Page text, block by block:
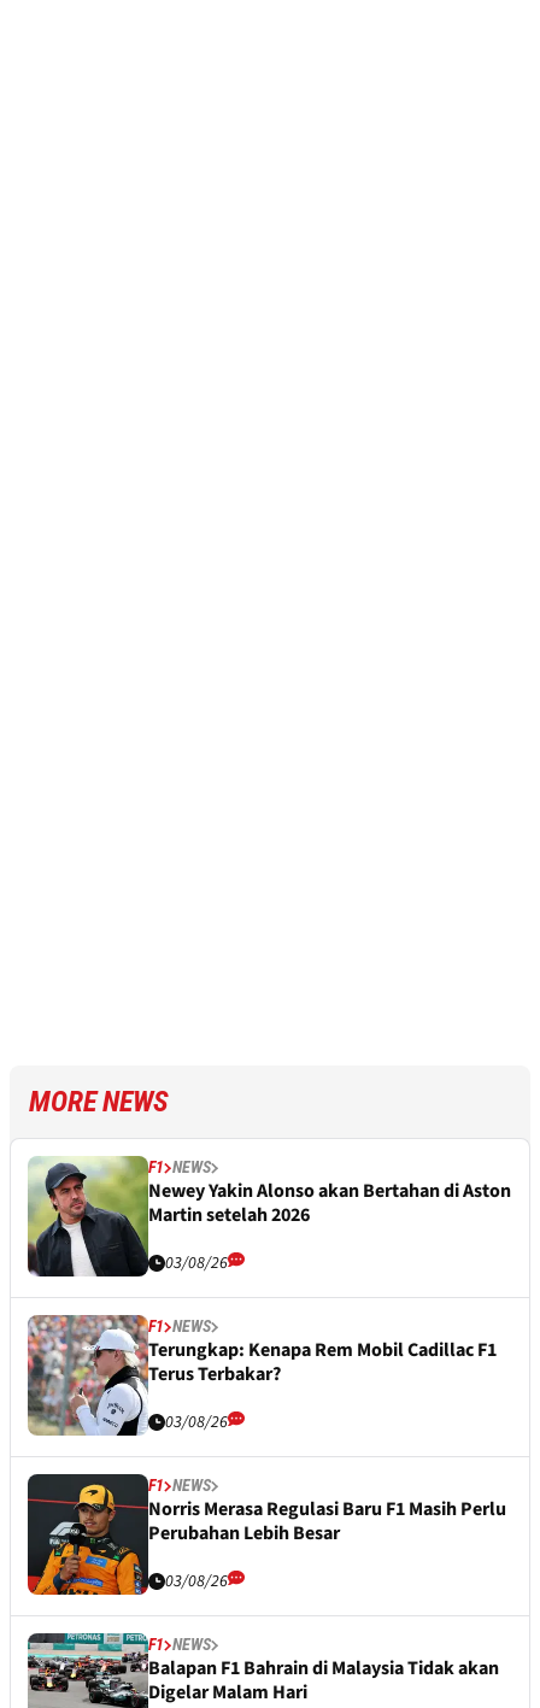
MORE NEWS
F1 NEWS
Newey Yakin Alonso akan Bertahan di Aston
Martin setelah 2026
03/08/26
F1 NEWS
Terungkap: Kenapa Rem Mobil Cadillac F1
Terus Terbakar?
03/08/26
F1 NEWS
Norris Merasa Regulasi Baru F1 Masih Perlu
Perubahan Lebih Besar
03/08/26
F1 NEWS
Balapan F1 Bahrain di Malaysia Tidak akan
Digelar Malam Hari